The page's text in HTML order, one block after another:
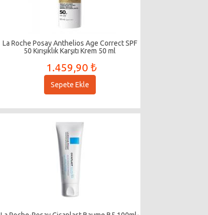
La Roche Posay Anthelios Age Correct SPF
50 Kırışıklık Karşıtı Krem 50 ml
1.459,90 ₺
Sepete Ekle